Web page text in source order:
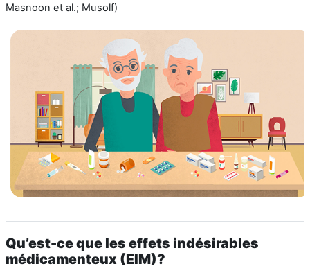
Masnoon et al.; Musolf)
Qu’est-ce que les effets indésirables
médicamenteux (EIM)?